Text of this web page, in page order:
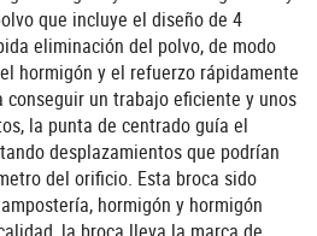
que incluye el diseño de 4
eliminación del polvo, de modo
hormigón y el refuerzo rápidamente
conseguir un trabajo eficiente y unos
la punta de centrado guía el
desplazamientos que podrían
del orificio. Esta broca sido
hormigón y hormigón
la broca lleva la marca de